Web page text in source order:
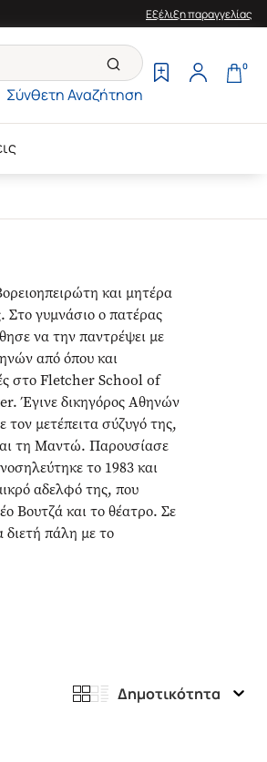
Εξέλιξη παραγγελίας
Σύνθετη Αναζήτηση
0
και μητέρα
Στο γυμνάσιο ο πατέρας
να την παντρέψει με
από όπου και
στο Fletcher School of
Έγινε δικηγόρος Αθηνών
μετέπειτα σύζυγό της,
τη Μαντώ. Παρουσίασε
το 1983 και
αδελφό της, που
Βουτζά και το θέατρο. Σε
πάλη με το
Δημοτικότητα